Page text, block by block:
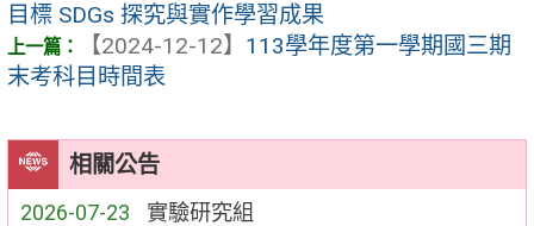
相關公告
2026-07-23 實驗研究組
目標 SDGs 探究與實作學習成果
【2024-12-12】 113學年度第一學期國三期
末考科目時間表